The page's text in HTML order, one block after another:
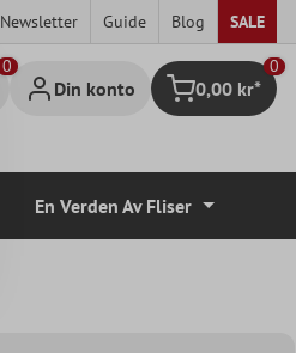
Newsletter Guide Blog SALE
Din konto Handlekurv
0
0,00 kr*
En Verden Av Fliser